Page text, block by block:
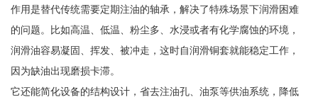
作用是替代传统需要定期注油的轴承，解决了特殊场景下润滑困难
的问题。比如高温、低温、粉尘多、水浸或者有化学腐蚀的环境，
润滑油容易凝固、挥发、被冲走，这时自润滑铜套就能稳定工作，
因为缺油出现磨损卡滞。
它还能简化设备的结构设计，省去注油孔、油泵等供油系统，降低